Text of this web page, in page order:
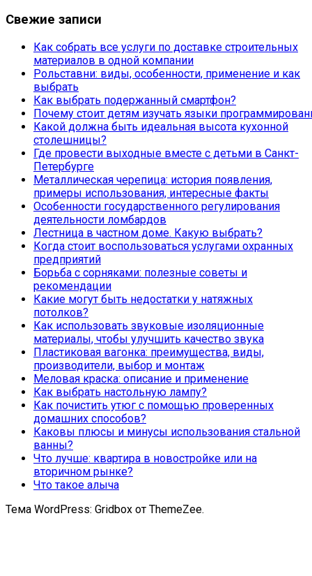
Свежие записи
Как собрать все услуги по доставке строительных
материалов в одной компании
Рольставни: виды, особенности, применение и как
выбрать
Как выбрать подержанный смартфон?
Почему стоит детям изучать языки
Какой должна быть идеальная высота кухонной
столешницы?
Где провести выходные вместе с детьми в Санкт-
Петербурге
Металлическая черепица: история появления,
примеры использования, интересные факты
Особенности государственного регулирования
деятельности ломбардов
Лестница в частном доме. Какую выбрать?
Когда стоит воспользоваться услугами охранных
предприятий
Борьба с сорняками: полезные советы и
рекомендации
Какие могут быть недостатки у натяжных
потолков?
Как использовать звуковые изоляционные
материалы, чтобы улучшить качество звука
Пластиковая вагонка: преимущества, виды,
производители, выбор и монтаж
Меловая краска: описание и применение
Как выбрать настольную лампу?
Как почистить утюг с помощью проверенных
домашних способов?
Каковы плюсы и минусы использования стальной
ванны?
Что лучше: квартира в новостройке или на
вторичном рынке?
Что такое алыча
Тема WordPress: Gridbox от ThemeZee.